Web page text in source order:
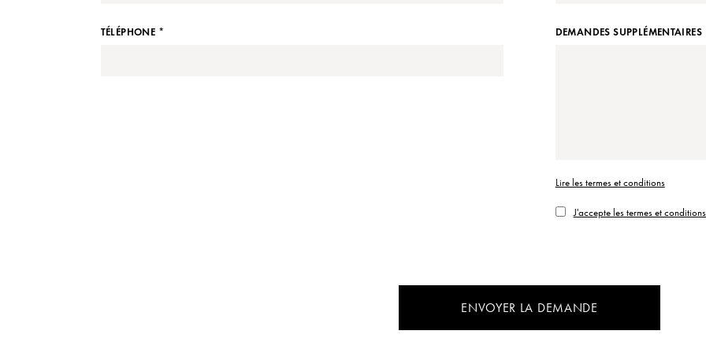
TÉLÉPHONE * DEMANDES SUPPLÉMENTAIRES
Lire les termes et conditions
J'accepte les termes et
ENVOYER LA DEMANDE